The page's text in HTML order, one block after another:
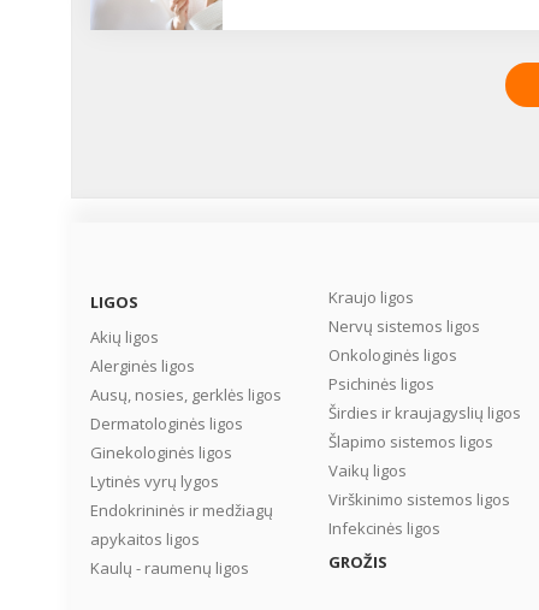
LIGOS
Akių ligos
Alerginės ligos
Ausų, nosies, gerklės ligos
Dermatologinės ligos
Ginekologinės ligos
Lytinės vyrų lygos
Endokrininės ir medžiagų
apykaitos ligos
Kaulų - raumenų ligos
Kraujo ligos
Nervų sistemos ligos
Onkologinės ligos
Psichinės ligos
Širdies ir kraujagyslių ligos
Šlapimo sistemos ligos
Vaikų ligos
Virškinimo sistemos ligos
Infekcinės ligos
GROŽIS